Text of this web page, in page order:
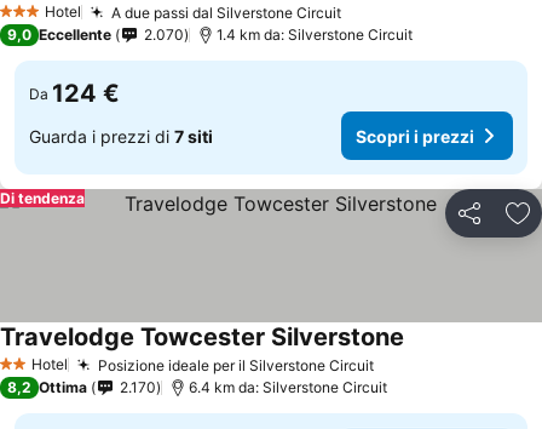
3 StelleHotel A due passi dal Silverstone Circuit
9,0 Eccellente 2.070 1.4 km da: Silverstone Circuit
Da 124 €
Guarda i prezzi di 7 siti Scopri i prezzi
Condividi
Di tendenza
2 StelleHotel Posizione ideale per il Silverstone Circuit
Travelodge Towcester Silverstone
8,2 Ottima 2.170 6.4 km da: Silverstone Circuit